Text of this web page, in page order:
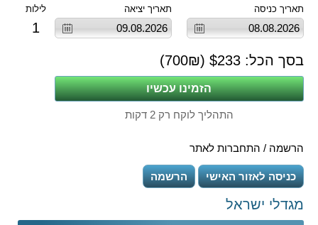
תאריך כניסה תאריך יציאה לילות
1
בסך הכל: $ 233
(
700₪)
התהליך לוקח רק 2 דקות
הרשמה / התחברות לאתר
כניסה לאזור האישי הרשמה
מגדלי ישראל